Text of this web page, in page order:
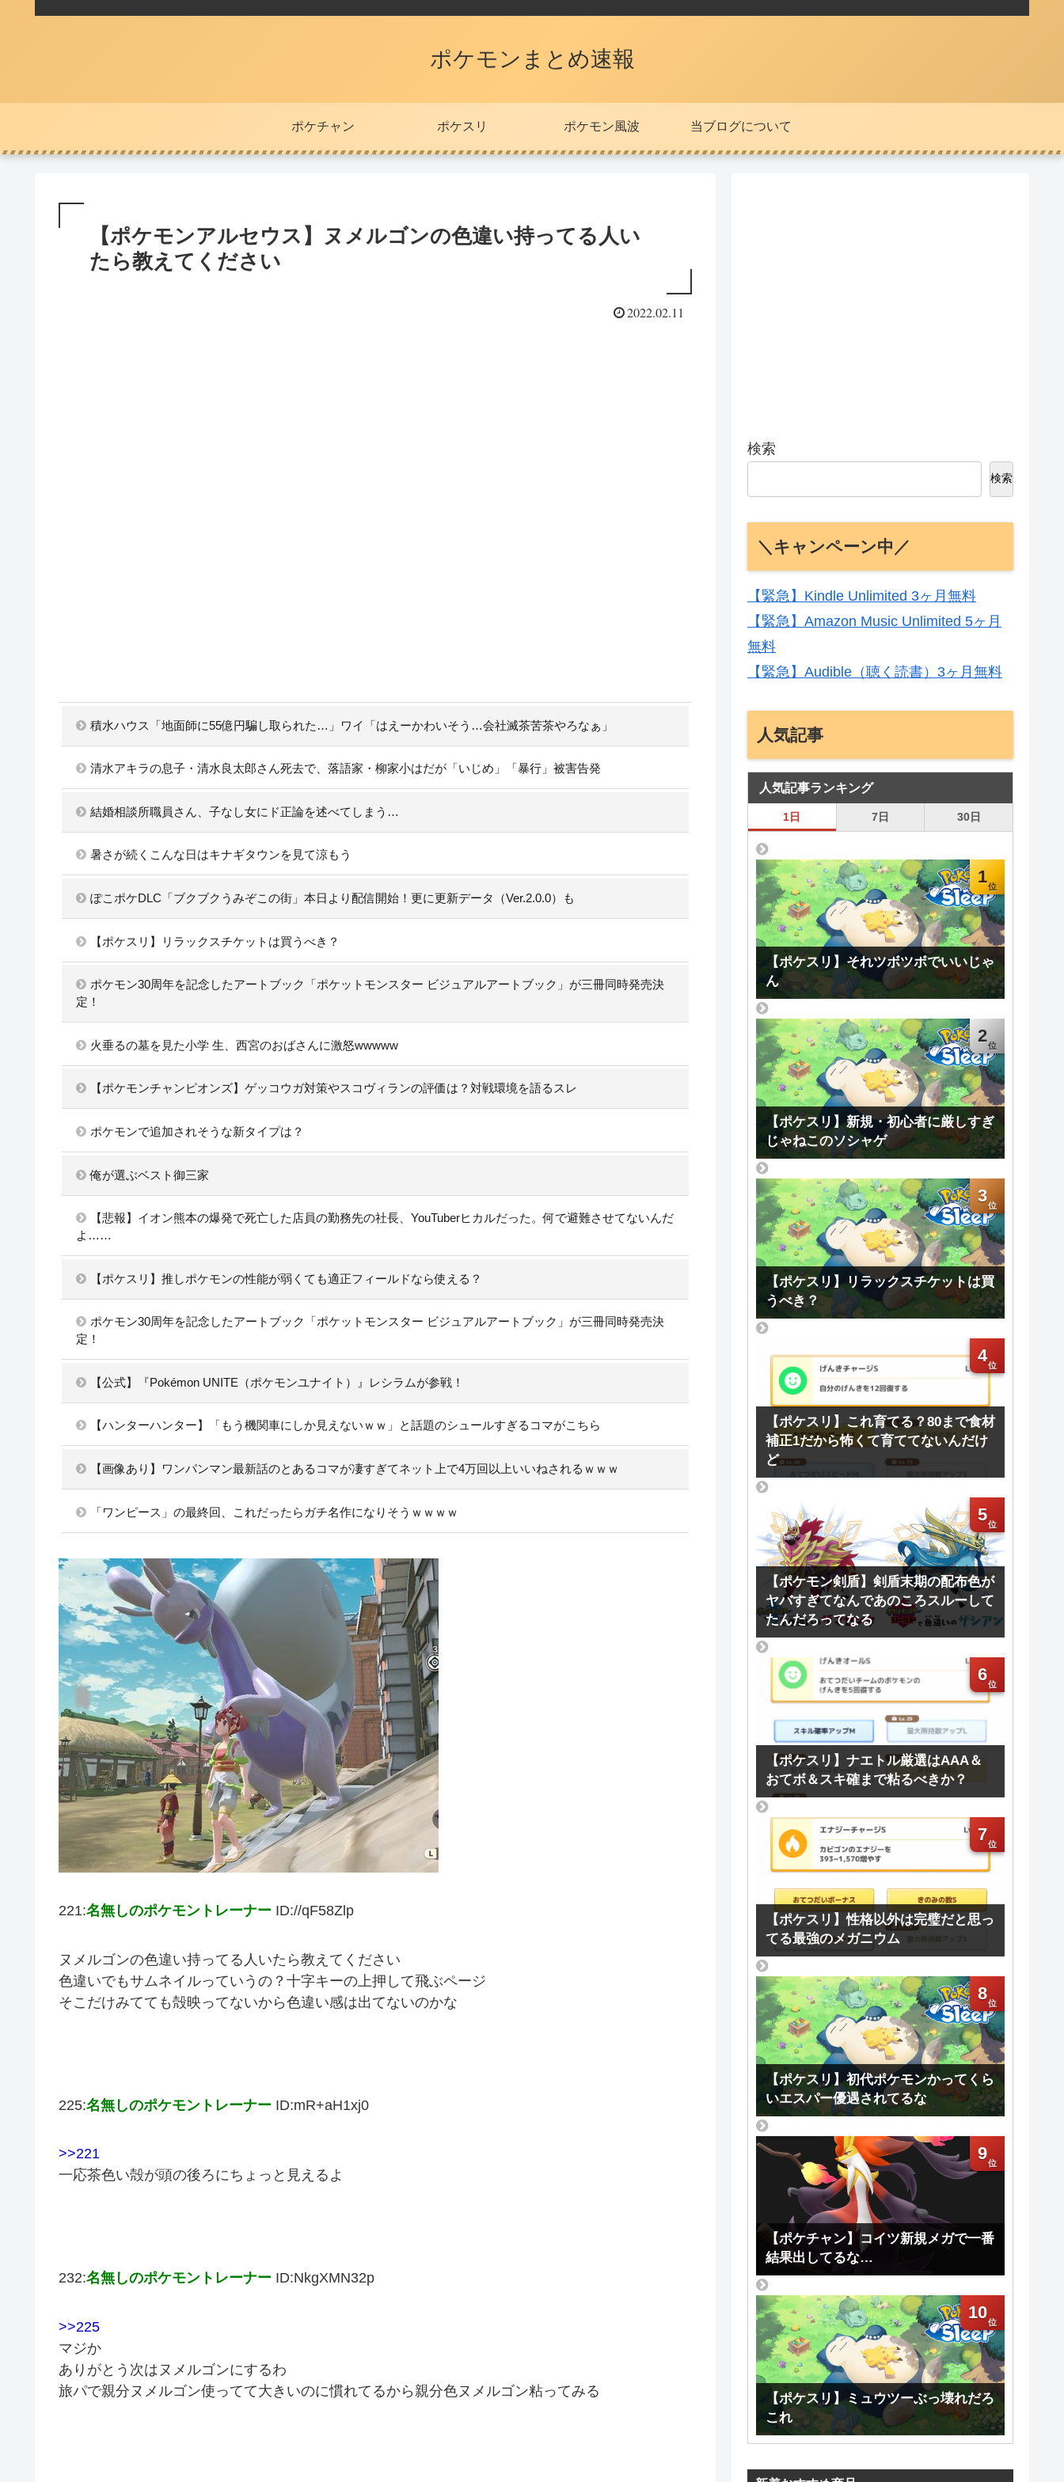
ポケモンまとめ速報
ポケチャン ポケスリ ポケモン風波 当ブログについて
【ポケモンアルセウス】ヌメルゴンの色違い持ってる人い
たら教えてください
2022.02.11
積水ハウス「地面師に55億円騙し取られた…」ワイ「はえーかわいそう…会社滅茶苦茶やろなぁ」
清水アキラの息子・清水良太郎さん死去で、落語家・柳家小はだが「いじめ」「暴行」被害告発
結婚相談所職員さん、子なし女にド正論を述べてしまう…
暑さが続くこんな日はキナギタウンを見て涼もう
ぽこポケDLC「ブクブクうみぞこの街」本日より配信開始！更に更新データ（Ver.2.0.0）も
【ポケスリ】リラックスチケットは買うべき？
ポケモン30周年を記念したアートブック「ポケットモンスター ビジュアルアートブック」が三冊同時発売決
定！
火垂るの墓を見た小学 生、西宮のおばさんに激怒wwwww
【ポケモンチャンピオンズ】ゲッコウガ対策やスコヴィランの評価は？対戦環境を語るスレ
ポケモンで追加されそうな新タイプは？
俺が選ぶベスト御三家
【悲報】イオン熊本の爆発で死亡した店員の勤務先の社長、YouTuberヒカルだった。何で避難させてないんだ
よ……
【ポケスリ】推しポケモンの性能が弱くても適正フィールドなら使える？
ポケモン30周年を記念したアートブック「ポケットモンスター ビジュアルアートブック」が三冊同時発売決
定！
【公式】『Pokémon UNITE（ポケモンユナイト）』レシラムが参戦！
【ハンターハンター】「もう機関車にしか見えないｗｗ」と話題のシュールすぎるコマがこちら
【画像あり】ワンパンマン最新話のとあるコマが凄すぎてネット上で4万回以上いいねされるｗｗｗ
「ワンピース」の最終回、これだったらガチ名作になりそうｗｗｗｗ
221:名無しのポケモントレーナー ID://qF58Zlp
ヌメルゴンの色違い持ってる人いたら教えてください
色違いでもサムネイルっていうの？十字キーの上押して飛ぶページ
そこだけみてても殻映ってないから色違い感は出てないのかな
225:名無しのポケモントレーナー ID:mR+aH1xj0
>>221
一応茶色い殻が頭の後ろにちょっと見えるよ
232:名無しのポケモントレーナー ID:NkgXMN32p
>>225
マジか
ありがとう次はヌメルゴンにするわ
旅パで親分ヌメルゴン使ってて大きいのに慣れてるから親分色ヌメルゴン粘ってみる
検索
検索
＼キャンペーン中／
【緊急】Kindle Unlimited 3ヶ月無料
【緊急】Amazon Music Unlimited 5ヶ月
無料
【緊急】Audible（聴く読書）3ヶ月無料
人気記事
人気記事ランキング
1日 7日 30日
1
【ポケスリ】それツボツボでいいじゃ
ん
2
【ポケスリ】新規・初心者に厳しすぎ
じゃねこのソシャゲ
3
【ポケスリ】リラックスチケットは買
うべき？
4
【ポケスリ】これ育てる？80まで食材
補正1だから怖くて育ててないんだけ
ど
5
【ポケモン剣盾】剣盾末期の配布色が
ヤバすぎてなんであのころスルーして
たんだろってなる
6
【ポケスリ】ナエトル厳選はAAA＆
おてボ＆スキ確まで粘るべきか？
7
【ポケスリ】性格以外は完璧だと思っ
てる最強のメガニウム
8
【ポケスリ】初代ポケモンかってくら
いエスパー優遇されてるな
9
【ポケチャン】コイツ新規メガで一番
結果出してるな…
10
【ポケスリ】ミュウツーぶっ壊れだろ
これ